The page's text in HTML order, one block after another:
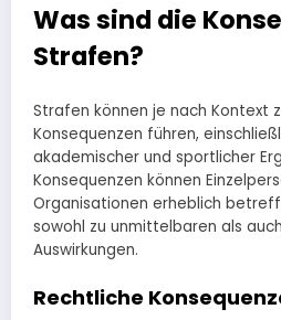
Was sind die
Strafen?
Strafen können je nach Kontext
Konsequenzen führen,
akademischer und sportlicher
Konsequenzen können
Organisationen erheblich
sowohl zu unmittelbaren als
Auswirkungen.
Rechtliche